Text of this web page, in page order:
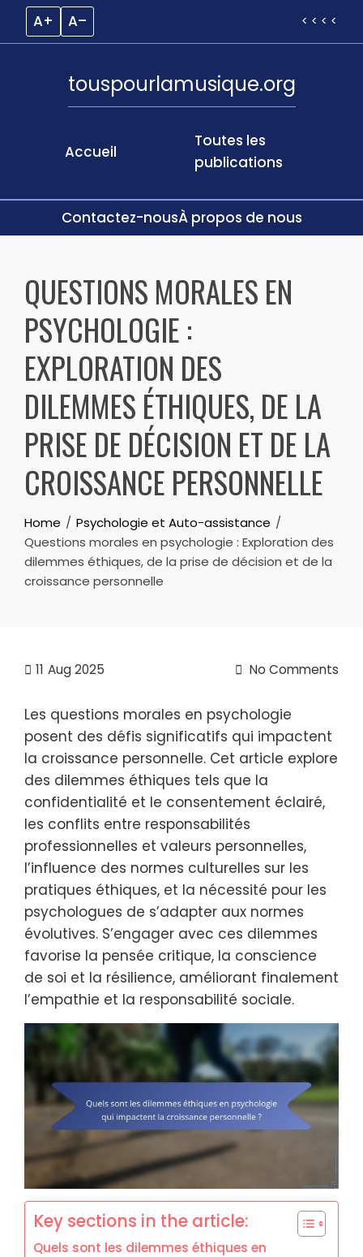
A+ A– < < < <
Accueil
touspourlamusique.org
Toutes les
publications
Contactez-nousÀ propos de nous
contentQUESTIONS MORALES EN
PSYCHOLOGIE :
EXPLORATION DES
DILEMMES ÉTHIQUES, DE LA
PRISE DE DÉCISION ET DE LA
CROISSANCE PERSONNELLE
Home
Psychologie et Auto-assistance
Questions morales en psychologie : Exploration des
dilemmes éthiques, de la prise de décision et de la
croissance personnelle
11 Aug 2025 No Comments
Les questions morales en psychologie
posent des défis significatifs qui impactent
la croissance personnelle. Cet article explore
des dilemmes éthiques tels que la
confidentialité et le consentement éclairé,
les conflits entre responsabilités
professionnelles et valeurs personnelles,
l’influence des normes culturelles sur les
pratiques éthiques, et la nécessité pour les
psychologues de s’adapter aux normes
évolutives. S’engager avec ces dilemmes
favorise la pensée critique, la conscience
de soi et la résilience, améliorant finalement
l’empathie et la responsabilité sociale.
Key sections in the article:
Quels sont les dilemmes éthiques en